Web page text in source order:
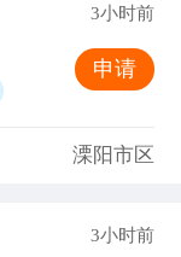
3小时前
申请
溧阳市区
3小时前